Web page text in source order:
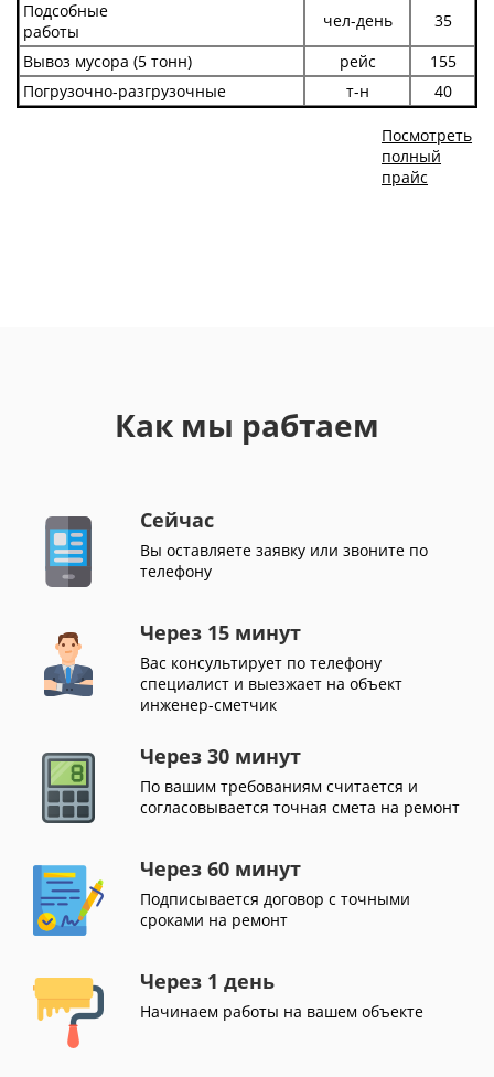
Подсобные
работы
чел-день
35
Вывоз мусора (5 тонн)
рейс
155
Погрузочно-разгрузочные
т-н 40
Посмотреть
полный
прайс
Как мы рабтаем
Сейчас
Вы оставляете заявку или звоните по
телефону
Через 15 минут
Вас консультирует по телефону
специалист и выезжает на объект
инженер-сметчик
Через 30 минут
По вашим требованиям считается и
согласовывается точная смета на ремонт
Через 60 минут
Подписывается договор с точными
сроками на ремонт
Через 1 день
Начинаем работы на вашем объекте